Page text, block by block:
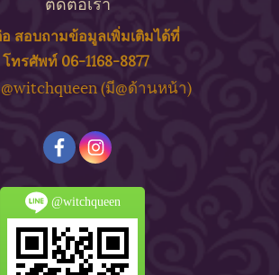
สอบถามข้อมูลเพิ่มเติมได้ที่
โทรศัพท์ 06-1168-8877
(มี@ด้านหน้า)
@witchqueen